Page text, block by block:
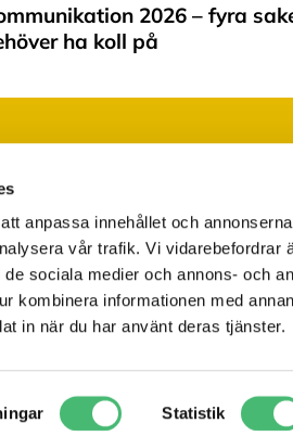
anpassa innehållet och
vår trafik. Vi vidarebefordrar
sociala medier och annons- och
kombinera informationen med
in när du har använt deras tjänster.
Statistik
2026 – fyra
ha koll på
2025 Stockholms Skrivbyrå / Alla